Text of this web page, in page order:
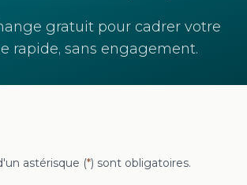
gratuit pour cadrer votre
rapide, sans engagement.
astérisque (*) sont obligatoires.